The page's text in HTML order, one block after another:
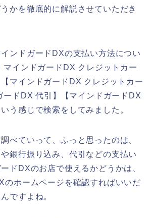
かを徹底的に解説させていただき
ンドガードDXの支払い方法につい
マインドガードDX クレジットカー
マインドガードDX クレジットカー
ードDX 代引】【マインドガードDX
う感じで検索をしてみました。
べていって、ふっと思ったのは、
銀行振り込み、代引などの支払い
ドDXのお店で使えるかどうかは、
のホームページを確認すればいいだ
ですよね。